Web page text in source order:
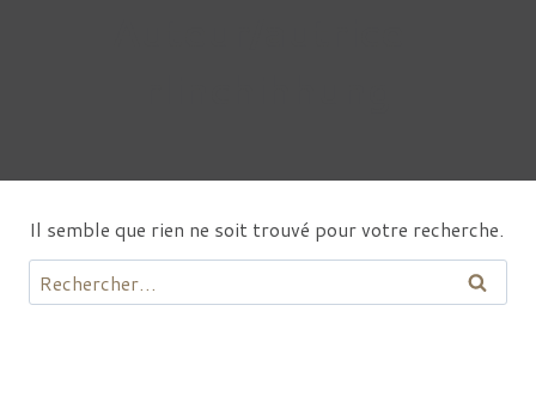
Il semble que rien ne soit trouvé pour votre recherche.
Rechercher :